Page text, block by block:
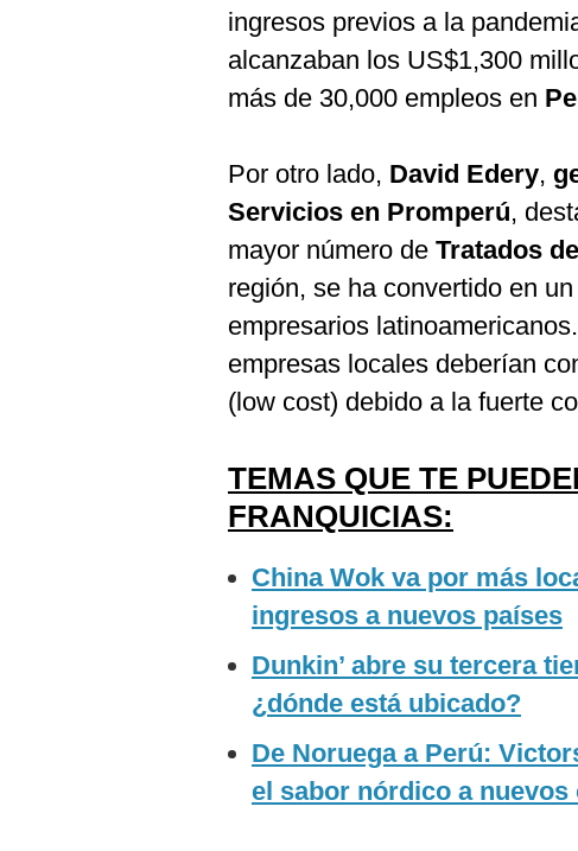
ingresos previos a la
alcanzaban los US$1,300
más de 30,000 empleos en
Por otro lado, David Edery,
Servicios en Promperú,
mayor número de Tratados
región, se ha convertido en
empresarios
empresas locales deberían
(low cost) debido a la fuerte
TEMAS QUE TE
FRANQUICIAS:
China Wok va por más
ingresos a nuevos países
Dunkin’ abre su tercera
¿dónde está ubicado?
De Noruega a Perú:
el sabor nórdico a nuevos